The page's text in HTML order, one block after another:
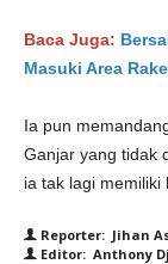
Baca Juga:
Masuki Area
Ia pun
Ganjar yang tidak
ia tak lagi memiliki
Reporter: Jihan
Editor: Anthony